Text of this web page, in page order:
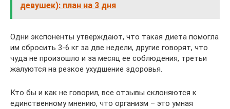
девушек): план на 3 дня
Одни экспоненты утверждают, что такая диета помогла
им сбросить 3-6 кг за две недели, другие говорят, что
чуда не произошло и за месяц ее соблюдения, третьи
жалуются на резкое ухудшение здоровья.
Кто бы и как не говорил, все отзывы склоняются к
единственному мнению, что организм – это умная